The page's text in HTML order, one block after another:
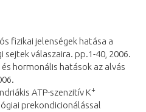
fizikai jelenségek hatása a
válaszaira. pp.1-40, 2006.
hormonális hatások az alvás
ATP-szenzitív K+
prekondicionálással